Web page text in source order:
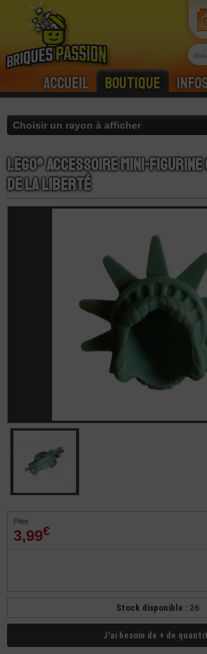
Accueil Boutique
LEGO® Accessoire Mini-
de la Liberté
Pièce
3,99€
Stock disponible : 26
J'ai besoin de + de